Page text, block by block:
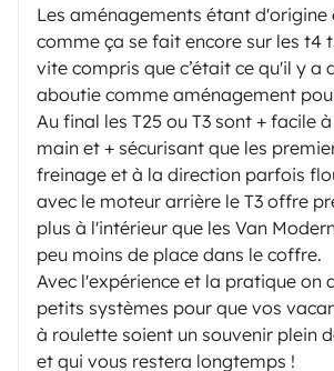
Les aménagements étant d'origine
comme ça se fait encore sur les t4
vite compris que c’était ce qu'il y a
aboutie comme aménagement
Au final les T25 ou T3 sont + facile
main et + sécurisant que les
freinage et à la direction parfois
avec le moteur arrière le T3 offre
plus à l'intérieur que les Van
peu moins de place dans le coffre.
Avec l'expérience et la pratique on
petits systèmes pour que vos
à roulette soient un souvenir plein
et qui vous restera longtemps !